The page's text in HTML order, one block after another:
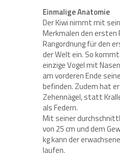
Einmalige Anatomie
Der Kiwi nimmt mit
Merkmalen den ersten
Rangordnung für den
der Welt ein. So
einzige Vogel mit
am vorderen Ende
befinden. Zudem hat
Zehennägel, statt
als Federn.
Mit seiner
von 25 cm und dem
kg kann der
laufen.